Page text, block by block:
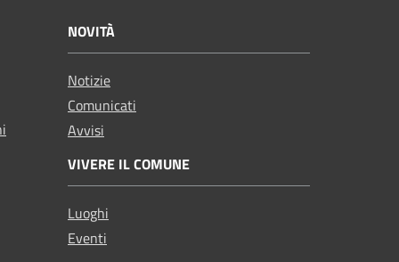
NOVITÀ
Notizie
Comunicati
Avvisi
VIVERE IL COMUNE
Luoghi
Eventi